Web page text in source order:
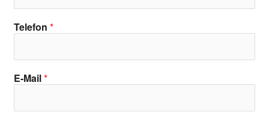
Telefon*
E-Mail*